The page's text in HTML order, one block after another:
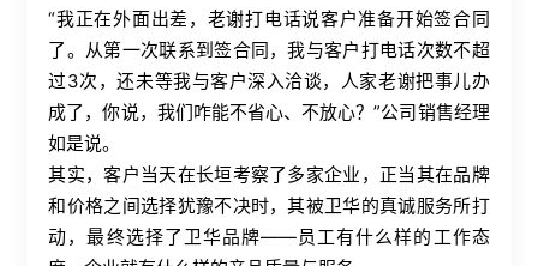
“我正在外面出差，老谢打电话说客户准备开始签合同
了。从第一次联系到签合同，我与客户打电话次数不超
过3次，还未等我与客户深入洽谈，人家老谢把事儿办
成了，你说，我们咋能不省心、不放心？”公司销售经理
如是说。
其实，客户当天在长垣考察了多家企业，正当其在品牌
和价格之间选择犹豫不决时，其被卫华的真诚服务所打
动，最终选择了卫华品牌——员工有什么样的工作态